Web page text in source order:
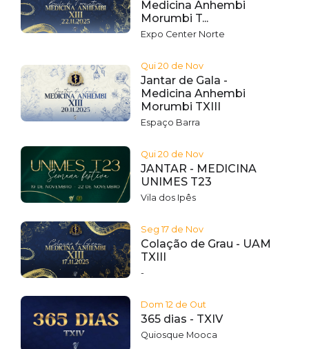
Medicina Anhembi
Morumbi T...
Expo Center Norte
Qui 20 de Nov
Jantar de Gala -
Medicina Anhembi
Morumbi TXIII
Espaço Barra
Qui 20 de Nov
JANTAR - MEDICINA
UNIMES T23
Vila dos Ipês
Seg 17 de Nov
Colação de Grau - UAM
TXIII
-
Dom 12 de Out
365 dias - TXIV
Quiosque Mooca